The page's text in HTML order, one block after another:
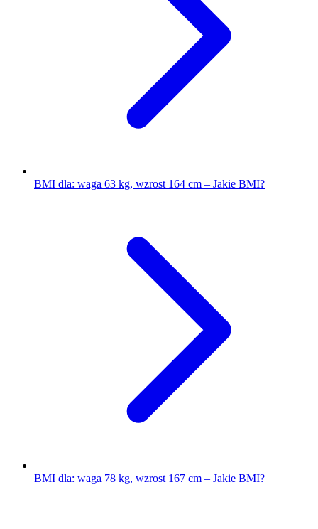
BMI dla: waga 63 kg, wzrost 164 cm – Jakie BMI?
BMI dla: waga 78 kg, wzrost 167 cm – Jakie BMI?